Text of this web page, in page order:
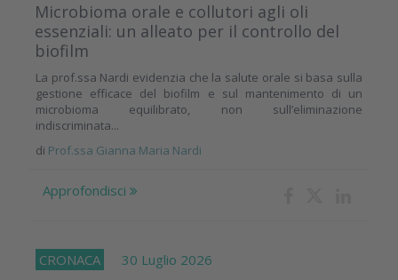
Microbioma orale e collutori agli oli
essenziali: un alleato per il controllo del
biofilm
La prof.ssa Nardi evidenzia che la salute orale si basa sulla
gestione efficace del biofilm e sul mantenimento di un
microbioma equilibrato, non sull’eliminazione
indiscriminata...
di Prof.ssa Gianna Maria Nardi
Approfondisci
CRONACA 30 Luglio 2026